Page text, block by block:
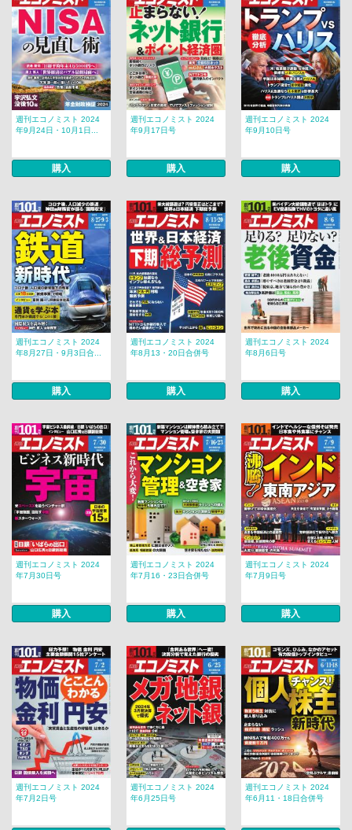
週刊エコノミスト 2024
年9月24日・10月1日...
購入
週刊エコノミスト 2024
年9月17日号
購入
週刊エコノミスト 2024
年9月10日号
購入
週刊エコノミスト 2024
年8月27日・9月3日合...
購入
週刊エコノミスト 2024
年8月13・20日合併号
購入
週刊エコノミスト 2024
年8月6日号
購入
週刊エコノミスト 2024
年7月30日号
購入
週刊エコノミスト 2024
年7月16・23日合併号
購入
週刊エコノミスト 2024
年7月9日号
購入
週刊エコノミスト 2024
年7月2日号
週刊エコノミスト 2024
年6月25日号
週刊エコノミスト 2024
年6月11・18日合併号